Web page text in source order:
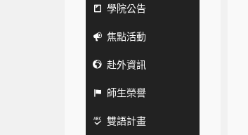
學院公告
焦點活動
赴外資訊
師生榮譽
雙語計畫